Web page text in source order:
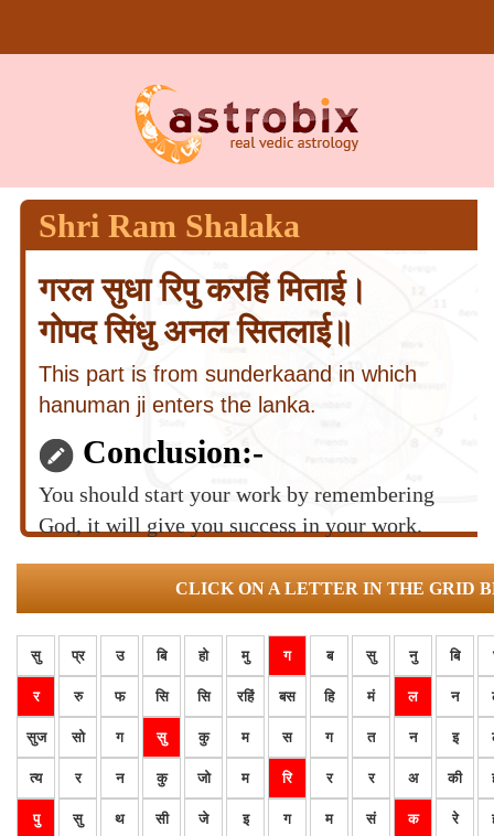
Shri Ram Shalaka
गरल सुधा रिपु करहिं मिताई।
गोपद सिंधु अनल सितलाई॥
This part is from sunderkaand in which
hanuman ji enters the lanka.
Conclusion:-
You should start your work by remembering
God, it will give you success in your work.
CLICK ON A LETTER IN THE GRID
सु प्र उ बि हो मु ग ब सु नु बि
र रु फ सि सि रहिं बस हि मं ल न
सुज सो ग सु कु म स ग त न इ
त्य र न कु जो म रि र र अ की
पु सु थ सी जे इ ग म सं क रे